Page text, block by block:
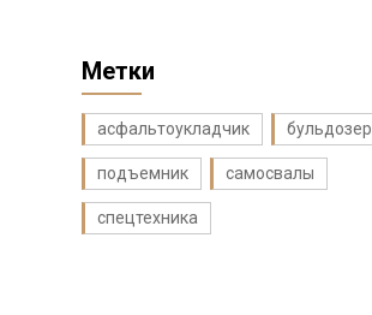
Метки
асфальтоукладчик бульдозер
подъемник самосвалы
спецтехника